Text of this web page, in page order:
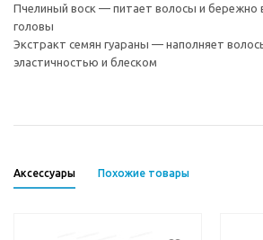
Пчелиный воск — питает волосы и бережно
головы
Экстракт семян гуараны — наполняет
эластичностью и блеском
Аксессуары Похожие товары